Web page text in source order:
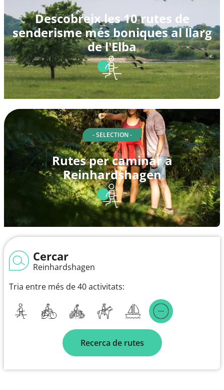
Descobreix les 10 rutes de
senderisme més boniques al llarg
de l'Elba
- SELECTION -
Rutes per caminar a
Reinhardshagen
Cercar
Reinhardshagen
Tria entre més de 40 activitats:
Recerca de rutes